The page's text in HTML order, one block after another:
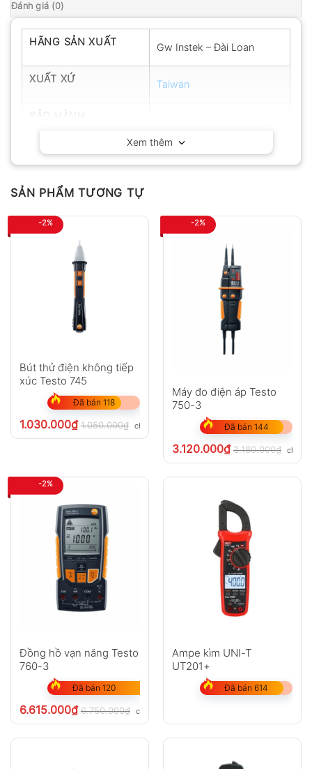
Đánh giá (0)
HÃNG SẢN XUẤT Gw Instek – Đài Loan
XUẤT XỨ Taiwan
Xem thêm
SẢN PHẨM TƯƠNG TỰ
-2%
Bút thử điện không tiếp
xúc Testo 745
Đã bán 118
1.030.000₫ 1.050.000₫ chưa VAT 8%
-2%
Máy đo điện áp Testo
750-3
Đã bán 144
3.120.000₫ 3.180.000₫ chưa
-2%
Đồng hồ vạn năng Testo
760-3
Đã bán 120
6.615.000₫ 6.750.000₫ chưa VAT 8%
Ampe kìm UNI-T
UT201+
Đã bán 614